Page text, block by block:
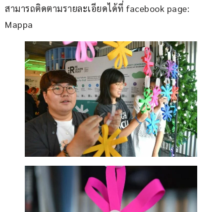
สามารถติดตามรายละเอียดได้ที่ facebook page:
Mappa